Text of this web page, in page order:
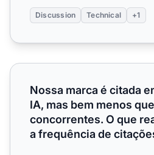
Discussion Technical +1
Nossa marca é citada em
Nossa marca é citada
IA, mas bem menos
concorrentes. O que
a frequência de